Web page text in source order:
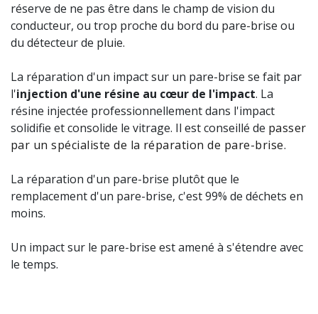
réserve de ne pas être dans le champ de vision du
conducteur, ou trop proche du bord du pare-brise ou
du détecteur de pluie.
La réparation d'un impact sur un pare-brise se fait par
l'injection d'une résine au cœur de l'impact. La
résine injectée professionnellement dans l'impact
solidifie et consolide le vitrage. Il est conseillé de passer
par un spécialiste de la réparation de pare-brise.
La réparation d'un pare-brise plutôt que le
remplacement d'un pare-brise, c'est 99% de déchets en
moins.
Un impact sur le pare-brise est amené à s'étendre avec
le temps.